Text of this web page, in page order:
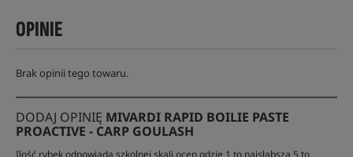
OPINIE
Brak opinii tego towaru.
DODAJ OPINIĘ MIVARDI RAPID BOILIE PASTE
PROACTIVE - CARP GOULASH